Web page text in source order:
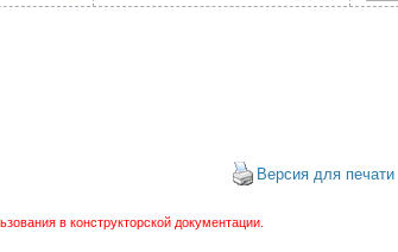
Версия для печати
в конструкторской документации.